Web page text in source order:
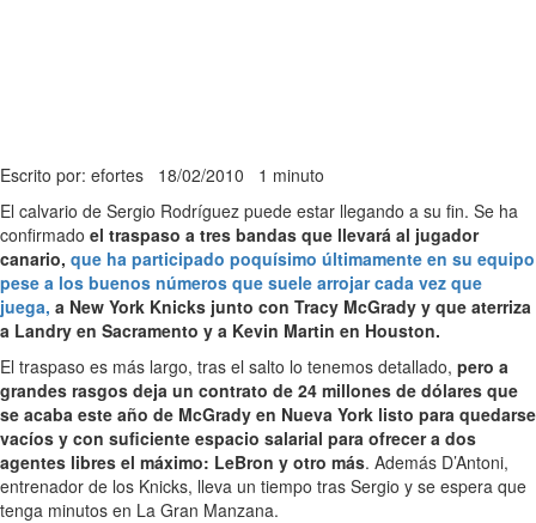
Escrito por: efortes 18/02/2010 1 minuto
El calvario de Sergio Rodríguez puede estar llegando a su fin. Se ha
confirmado el traspaso a tres bandas que llevará al jugador
canario, que ha participado poquísimo últimamente en su equipo
pese a los buenos números que suele arrojar cada vez que
juega, a New York Knicks junto con Tracy McGrady y que aterriza
a Landry en Sacramento y a Kevin Martin en Houston.
El traspaso es más largo, tras el salto lo tenemos detallado, pero a
grandes rasgos deja un contrato de 24 millones de dólares que
se acaba este año de McGrady en Nueva York listo para quedarse
vacíos y con suficiente espacio salarial para ofrecer a dos
agentes libres el máximo: LeBron y otro más. Además D’Antoni,
entrenador de los Knicks, lleva un tiempo tras Sergio y se espera que
tenga minutos en La Gran Manzana.